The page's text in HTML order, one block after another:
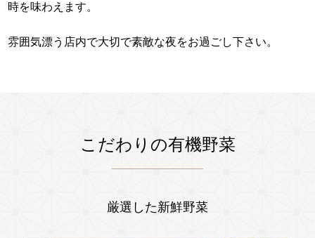
時を味わえます。
雰囲気漂う店内で大切で素敵な夜をお過ごし下さい。
こだわりの有機野菜
厳選した新鮮野菜